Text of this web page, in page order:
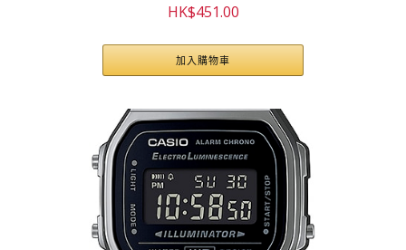
HK$451.00
加入購物車